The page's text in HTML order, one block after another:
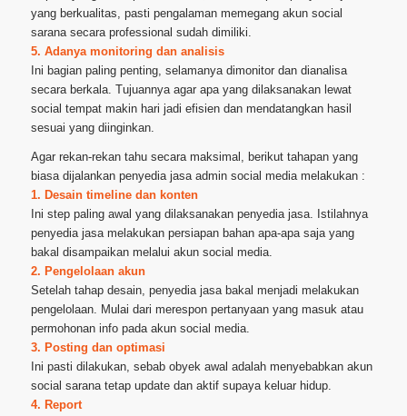
yang berkualitas, pasti pengalaman memegang akun social
sarana secara professional sudah dimiliki.
5. Adanya monitoring dan analisis
Ini bagian paling penting, selamanya dimonitor dan dianalisa
secara berkala. Tujuannya agar apa yang dilaksanakan lewat
social tempat makin hari jadi efisien dan mendatangkan hasil
sesuai yang diinginkan.
Agar rekan-rekan tahu secara maksimal, berikut tahapan yang
biasa dijalankan penyedia jasa admin social media melakukan :
1. Desain timeline dan konten
Ini step paling awal yang dilaksanakan penyedia jasa. Istilahnya
penyedia jasa melakukan persiapan bahan apa-apa saja yang
bakal disampaikan melalui akun social media.
2. Pengelolaan akun
Setelah tahap desain, penyedia jasa bakal menjadi melakukan
pengelolaan. Mulai dari merespon pertanyaan yang masuk atau
permohonan info pada akun social media.
3. Posting dan optimasi
Ini pasti dilakukan, sebab obyek awal adalah menyebabkan akun
social sarana tetap update dan aktif supaya keluar hidup.
4. Report